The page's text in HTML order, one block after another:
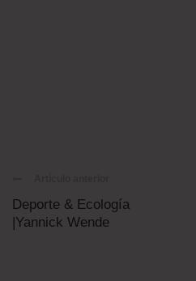
Deporte & Ecología
|Yannick Wende